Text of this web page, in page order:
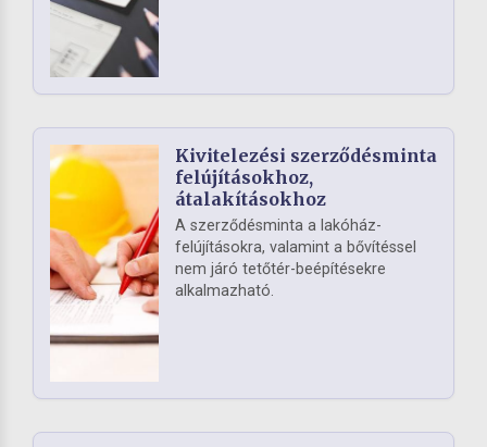
Kivitelezési szerződésminta
felújításokhoz,
átalakításokhoz
A szerződésminta a lakóház-
felújításokra, valamint a bővítéssel
nem járó tetőtér-beépítésekre
alkalmazható.